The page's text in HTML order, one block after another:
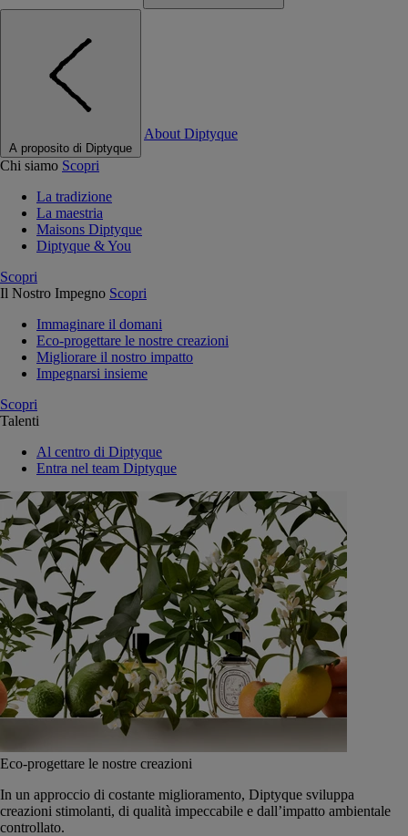
A proposito di Diptyque
About Diptyque
Chi siamo Scopri
La tradizione
La maestria
Maisons Diptyque
Diptyque & You
Scopri
Il Nostro Impegno Scopri
Immaginare il domani
Eco-progettare le nostre creazioni
Migliorare il nostro impatto
Impegnarsi insieme
Scopri
Talenti
Al centro di Diptyque
Entra nel team Diptyque
Eco-progettare le nostre creazioni
In un approccio di costante miglioramento, Diptyque sviluppa
creazioni stimolanti, di qualità impeccabile e dall’impatto ambientale
controllato.